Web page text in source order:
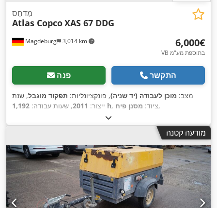
Magdeburg 3,014 km
מַדחֵס
Atlas CopcoXAS 67 DDG
‏6,000 ‏€
VB בתוספת מע"מ
פנה התקשר
מצב: מוכן לעבודה (יד שניה), פונקציונליות: תפקוד מוגבל, שנת
ייצור: 2011, שעות עבודה: 1,192 h , ציוד: מסנן פיח ,
מודעה קטנה